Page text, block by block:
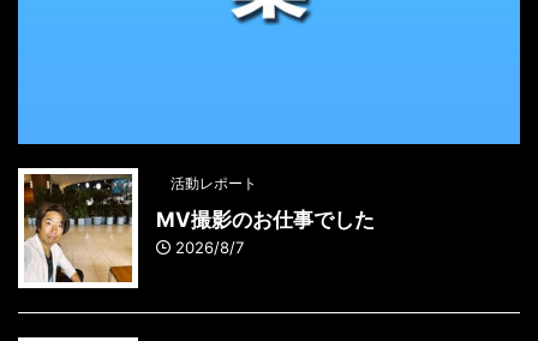
活動レポート
MV撮影のお仕事でした
2026/8/7